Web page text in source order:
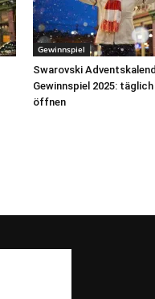
Gewinnspiel
Swarovski
Gewinnspiel 2025:
öffnen